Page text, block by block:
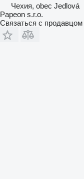
Чехия, obec Jedlová
Papeon s.r.o.
Связаться с продавцом